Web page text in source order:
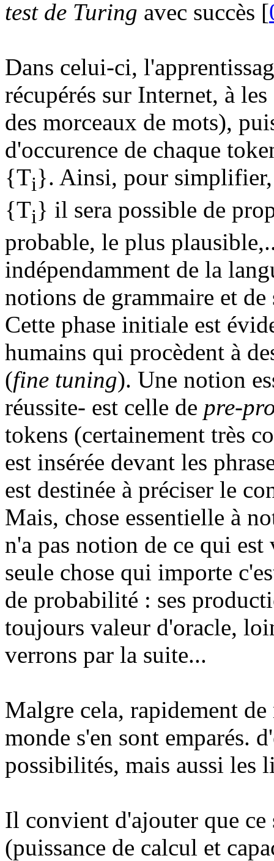
test de Turing avec succès [
Dans celui-ci,
récupérés sur Internet, à
des morceaux de mots),
d'occurence de chaque
{Ti}. Ainsi, pour
{Ti} il sera possible de
probable, le plus
indépendamment de la
notions de grammaire et
Cette phase initiale est
humains qui procèdent à
(fine tuning). Une notion
réussite- est celle de pre-
tokens (certainement très
est insérée devant les
est destinée à préciser le
Mais, chose essentielle à
n'a pas notion de ce qui
seule chose qui importe
de probabilité : ses
toujours valeur d'oracle,
verrons par la suite...
Malgre cela, rapidement
monde s'en sont emparés.
possibilités, mais aussi les
Il convient d'ajouter que ce
(puissance de calcul et